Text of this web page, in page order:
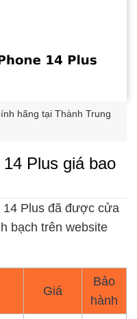
hãng tại Thành Trung
Plus giá bao
14 Plus đã được cửa
bạch trên website
Giá
Bảo
hành